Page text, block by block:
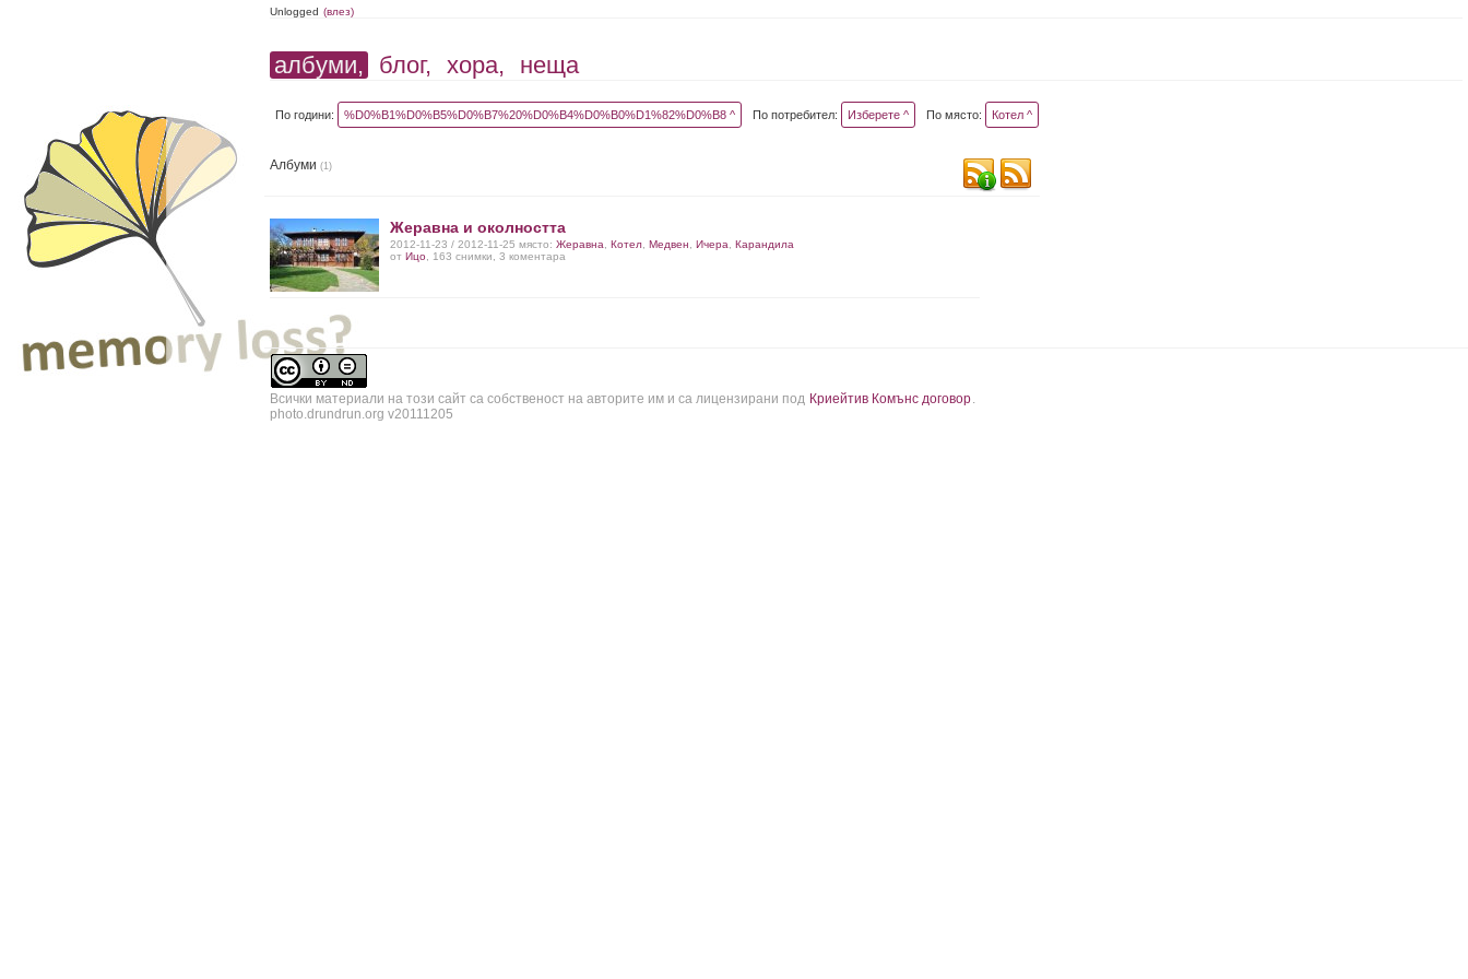
Unlogged (влез)
албуми, блог, хора, неща
По години: %D0%B1%D0%B5%D0%B7%20%D0%B4%D0%B0%D1%82%D0%B8 ^ По потребител: Изберете ^ По място: Котел ^
Албуми (1)
Жеравна и околността
2012-11-23 / 2012-11-25 място: Жеравна Котел, Медвен Ичера
Карандила
от Ицо, 163 снимки, 3 коментара
Всички материали на този сайт са собственост на авторите им и са лицензирани под Криейтив Комънс договор.
photo.drundrun.org v20111205